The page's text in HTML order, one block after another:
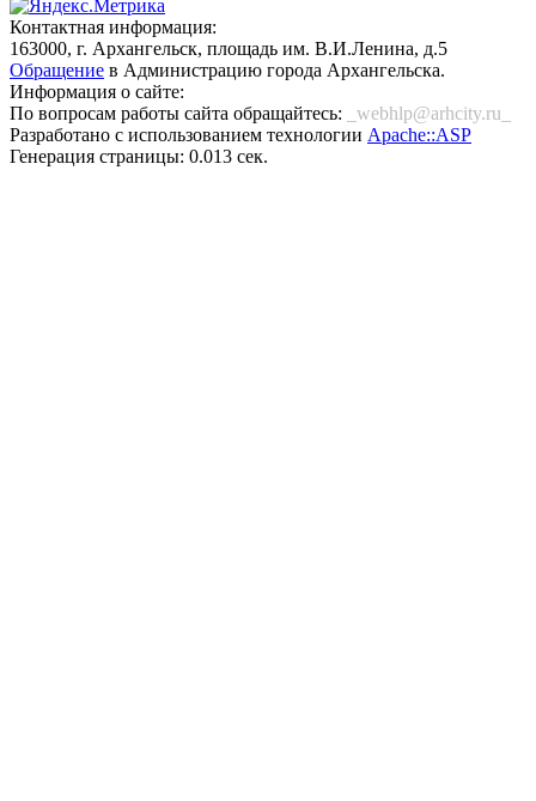
Контактная информация:
163000, г. Архангельск, площадь им. В.И.Ленина, д.5
Обращение в Администрацию города Архангельска.
Информация о сайте:
По вопросам работы сайта обращайтесь:
_webhlp@arhcity.ru_
Разработано с использованием технологии Apache::ASP
Генерация страницы: 0.013 сек.